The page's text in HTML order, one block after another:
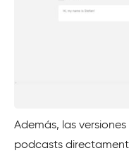
Además, las
podcasts